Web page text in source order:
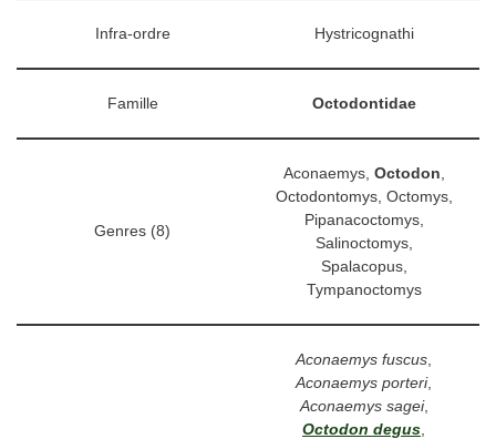
Infra-ordre Hystricognathi
Famille Octodontidae
Genres (8)
Aconaemys, Octodon,
Octodontomys, Octomys,
Pipanacoctomys,
Salinoctomys,
Spalacopus,
Tympanoctomys
Aconaemys fuscus,
Aconaemys porteri,
Aconaemys sagei,
Octodon degus,